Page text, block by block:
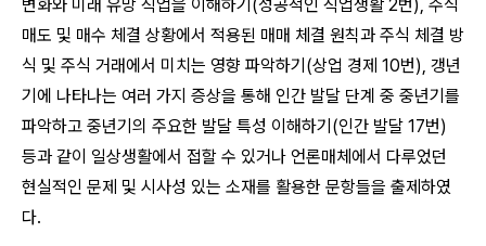
변화와 미래 유망 직업을 이해하기(성공적인 직업생활 2번), 주식
매도 및 매수 체결 상황에서 적용된 매매 체결 원칙과 주식 체결 방
식 및 주식 거래에서 미치는 영향 파악하기(상업 경제 10번), 갱년
기에 나타나는 여러 가지 증상을 통해 인간 발달 단계 중 중년기를
파악하고 중년기의 주요한 발달 특성 이해하기(인간 발달 17번)
등과 같이 일상생활에서 접할 수 있거나 언론매체에서 다루었던
현실적인 문제 및 시사성 있는 소재를 활용한 문항들을 출제하였
다.